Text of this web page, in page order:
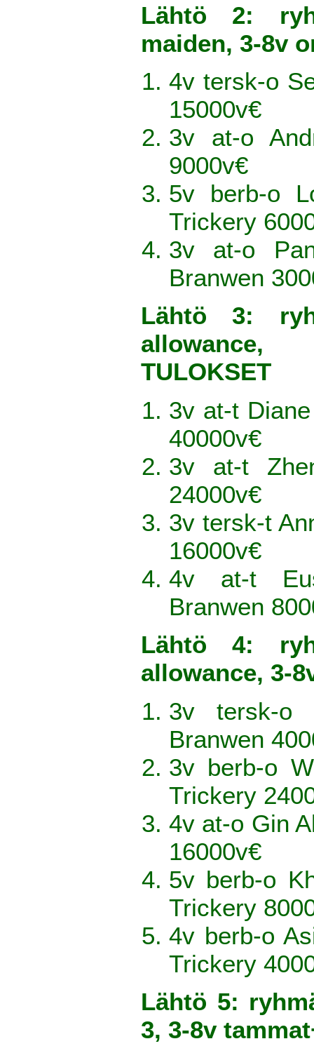
Lähtö 2:
maiden, 3-8v
4v tersk-o
15000v€
3v at-o
9000v€
5v berb-o
Trickery
3v at-o
Branwen
Lähtö 3:
TULOKSET
3v at-t
40000v€
3v at-t
24000v€
3v tersk-t
16000v€
4v at-t
Branwen
Lähtö 4:
allowance, 3-
3v tersk-o
Branwen
3v berb-o
Trickery
4v at-o Gin
16000v€
5v berb-o
Trickery
4v berb-o
Trickery
Lähtö 5:
3, 3-8v